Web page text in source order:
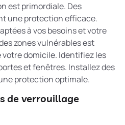
est primordiale. Des
une protection efficace.
à vos besoins et votre
zones vulnérablesest
domicile. Identifiez les
et fenêtres. Installez des
protection optimale.
de verrouillage